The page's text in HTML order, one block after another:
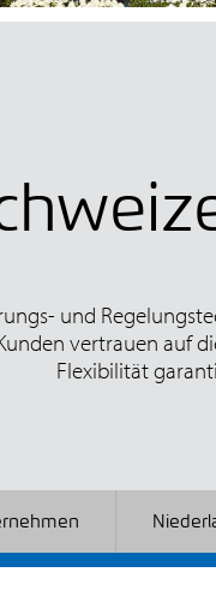
und
vertrauen auf
Flexibilität